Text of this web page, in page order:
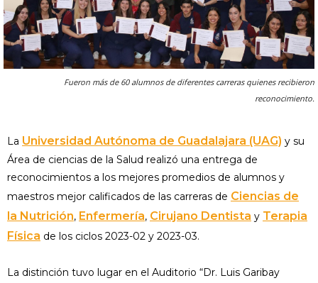
Fueron más de 60 alumnos de diferentes carreras quienes recibieron
reconocimiento.
La Universidad Autónoma de Guadalajara (UAG) y su
Área de ciencias de la Salud realizó una entrega de
reconocimientos a los mejores promedios de alumnos y
maestros mejor calificados de las carreras de Ciencias de
la Nutrición, Enfermería, Cirujano Dentista y Terapia
Física de los ciclos 2023-02 y 2023-03.
La distinción tuvo lugar en el Auditorio “Dr. Luis Garibay